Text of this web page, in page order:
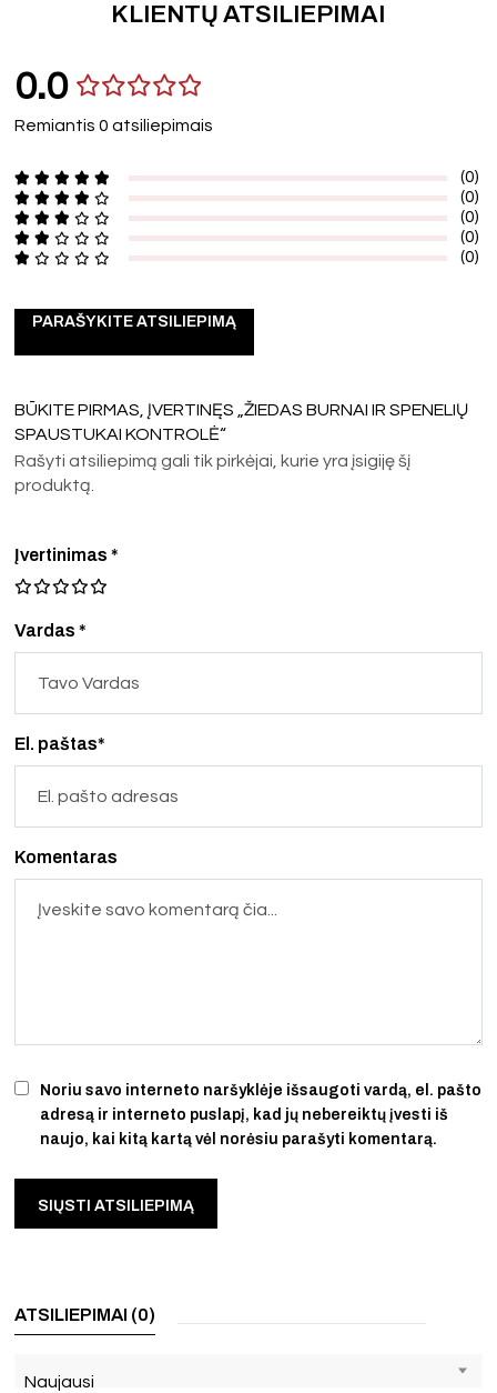
KLIENTŲ ATSILIEPIMAI
0.0
Remiantis 0 atsiliepimais
(0)
(0)
(0)
(0)
(0)
PARAŠYKITE ATSILIEPIMĄ
BŪKITE PIRMAS, ĮVERTINĘS „ŽIEDAS BURNAI IR SPENELIŲ
SPAUSTUKAI KONTROLĖ“
Rašyti atsiliepimą gali tik pirkėjai, kurie yra įsigiję šį
produktą.
Vardas *
El. paštas*
Noriu savo interneto naršyklėje išsaugoti vardą, el. pašto
adresą ir interneto puslapį, kad jų nebereiktų įvesti iš
naujo, kai kitą kartą vėl norėsiu parašyti komentarą.
Įvertinimas*
Komentaras
ATSILIEPIMAI (0)
Naujausi